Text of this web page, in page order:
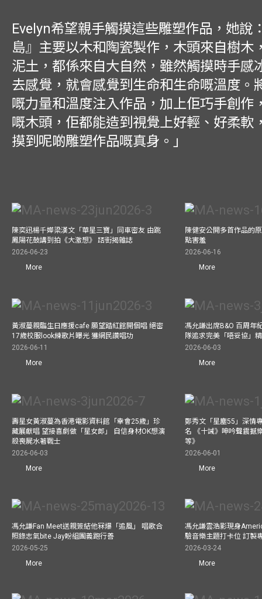
Evelyn希望親手觸摸這些雕塑作品，她說
島』主要以木和陶瓷製作，木頭來自樹木
泥土，都係來自大自然，雖然觸摸時手感
去感覺，就會感覺到生命和生命嘅溫度。
嘅力量和溫度注入作品，加上佢巧手創作
嘅木頭，佢都能造到視覺上好輕、好柔軟
摸到呢啲雕塑作品嘅真身。」
陳奕迅楊千嬅梁漢文「華星三寶」同車密友 由跳
鳳陽花鼓講到拍《大激想》 踎街揭雜誌
2026-06-23
More
陳健安公開多首作品的
點害羞
2026-06-16
More
黃淑蔓親臨生日應援cafe 願望踏紅館開個唱 絕密
17歲校服look練歌片曝光 獲網民讚唱功
2026-06-11
More
馮允謙出席B&O 百周年
隊追求完美「唔妥協」
2026-06-03
More
壽星女黃淑蔓為香港電影資料館「幸會25歲」珍
藏展獻唱 望接喜劇做「星女郎」 自信身材OK想演
殺喪屍水著戰士
2026-06-03
More
鄭秀文「星塵55」深情
名 《十誡》呻吟聲震撼
等》
2026-06-01
More
馮允謙Fan Meet送親簽結他冧爆「追風」 唱歌合
照錄志氣bite Jay盼組團義跑行善
2026-05-25
More
馮允謙雲浩影現身
驗音樂主題打卡位 訂製
2026-03-24
More